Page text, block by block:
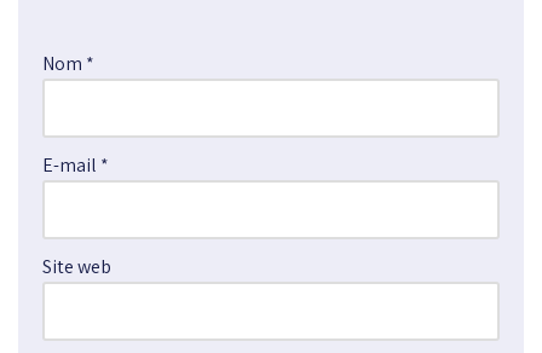
Nom *
E-mail *
Site web
r
a
t
e
: